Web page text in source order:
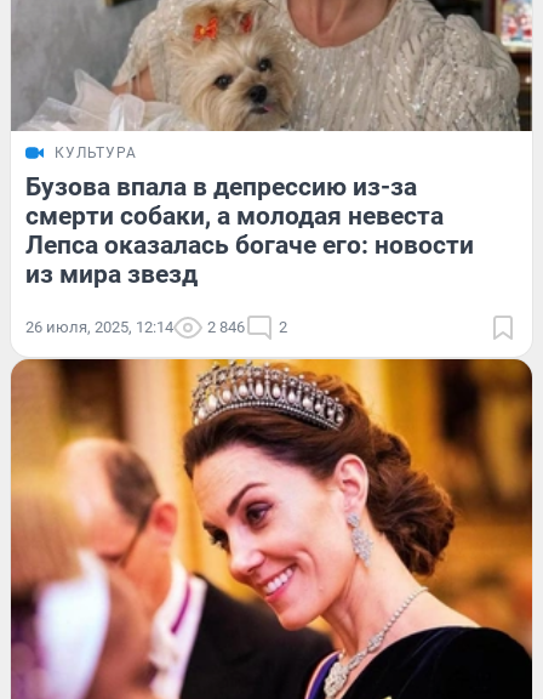
КУЛЬТУРА
Бузова впала в депрессию из-за
смерти собаки, а молодая невеста
Лепса оказалась богаче его: новости
из мира звезд
26 июля, 2025, 12:14 2 846 2